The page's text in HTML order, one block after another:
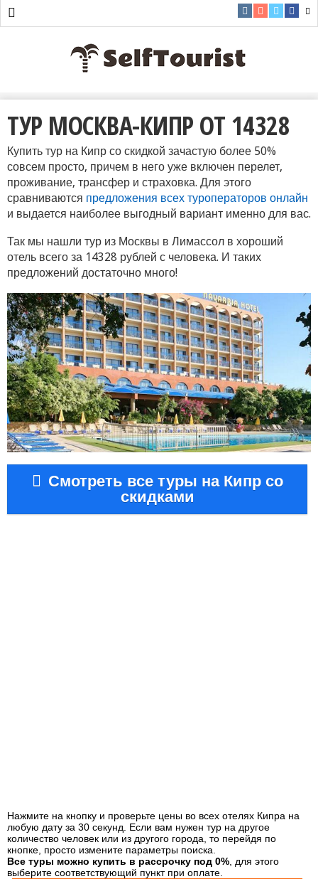
ТУР МОСКВА-КИПР ОТ 14328
Купить тур на Кипр со скидкой зачастую более 50%
совсем просто, причем в него уже включен перелет,
проживание, трансфер и страховка. Для этого
сравниваются предложения всех туроператоров онлайн
и выдается наиболее выгодный вариант именно для вас.
Так мы нашли тур из Москвы в Лимассол в хороший
отель всего за 14328 рублей с человека. И таких
предложений достаточно много!
Смотреть все туры на Кипр со
скидками
Нажмите на кнопку и проверьте цены во всех отелях Кипра на
любую дату за 30 секунд. Если вам нужен тур на другое
количество человек или из другого города, то перейдя по
кнопке, просто измените параметры поиска.
Все туры можно купить в рассрочку под 0% , для этого
выберите соответствующий пункт при оплате.